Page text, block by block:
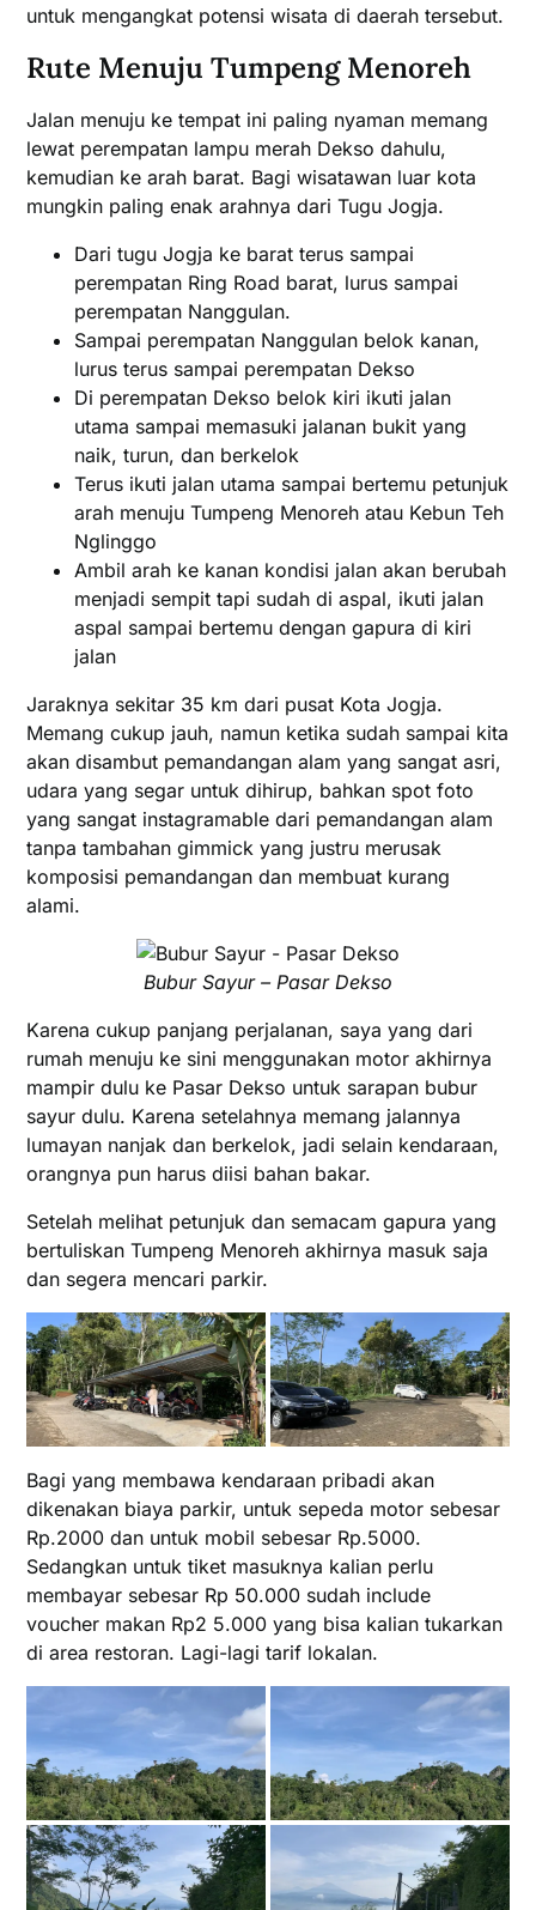
untuk mengangkat potensi wisata di daerah tersebut.
Rute Menuju Tumpeng Menoreh
Jalan menuju ke tempat ini paling nyaman memang
lewat perempatan lampu merah Dekso dahulu,
kemudian ke arah barat. Bagi wisatawan luar kota
mungkin paling enak arahnya dari Tugu Jogja.
Dari tugu Jogja ke barat terus sampai
perempatan Ring Road barat, lurus sampai
perempatan Nanggulan.
Sampai perempatan Nanggulan belok kanan,
lurus terus sampai perempatan Dekso
Di perempatan Dekso belok kiri ikuti jalan
utama sampai memasuki jalanan bukit yang
naik, turun, dan berkelok
Terus ikuti jalan utama sampai bertemu petunjuk
arah menuju Tumpeng Menoreh atau Kebun Teh
Nglinggo
Ambil arah ke kanan kondisi jalan akan berubah
menjadi sempit tapi sudah di aspal, ikuti jalan
aspal sampai bertemu dengan gapura di kiri
jalan
Jaraknya sekitar 35 km dari pusat Kota Jogja.
Memang cukup jauh, namun ketika sudah sampai kita
akan disambut pemandangan alam yang sangat asri,
udara yang segar untuk dihirup, bahkan spot foto
yang sangat instagramable dari pemandangan alam
tanpa tambahan gimmick yang justru merusak
komposisi pemandangan dan membuat kurang
alami.
Bubur Sayur – Pasar Dekso
Karena cukup panjang perjalanan, saya yang dari
rumah menuju ke sini menggunakan motor akhirnya
mampir dulu ke Pasar Dekso untuk sarapan bubur
sayur dulu. Karena setelahnya memang jalannya
lumayan nanjak dan berkelok, jadi selain kendaraan,
orangnya pun harus diisi bahan bakar.
Setelah melihat petunjuk dan semacam gapura yang
bertuliskan Tumpeng Menoreh akhirnya masuk saja
dan segera mencari parkir.
Bagi yang membawa kendaraan pribadi akan
dikenakan biaya parkir, untuk sepeda motor sebesar
Rp.2000 dan untuk mobil sebesar Rp.5000.
Sedangkan untuk tiket masuknya kalian perlu
membayar sebesar Rp 50.000 sudah include
voucher makan Rp2 5.000 yang bisa kalian tukarkan
di area restoran. Lagi-lagi tarif lokalan.